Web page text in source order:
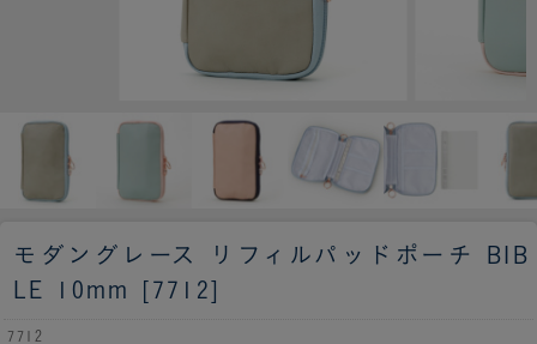
モダングレース リフィルパッドポーチ BIB
LE 10mm [7712]
7712